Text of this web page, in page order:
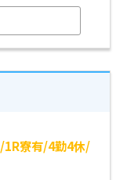
1R寮有/4勤4休/